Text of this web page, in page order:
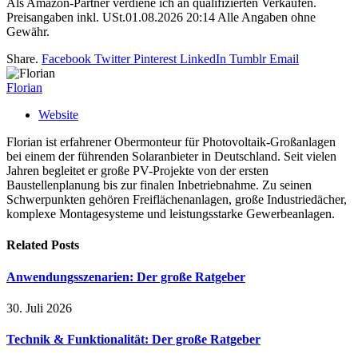
Als Amazon-Partner verdiene ich an qualifizierten Verkäufen.
Preisangaben inkl. USt.01.08.2026 20:14 Alle Angaben ohne
Gewähr.
Share. Facebook Twitter Pinterest LinkedIn Tumblr Email
Florian
Website
Florian ist erfahrener Obermonteur für Photovoltaik-Großanlagen
bei einem der führenden Solaranbieter in Deutschland. Seit vielen
Jahren begleitet er große PV-Projekte von der ersten
Baustellenplanung bis zur finalen Inbetriebnahme. Zu seinen
Schwerpunkten gehören Freiflächenanlagen, große Industriedächer,
komplexe Montagesysteme und leistungsstarke Gewerbeanlagen.
Related Posts
Anwendungsszenarien: Der große Ratgeber
30. Juli 2026
Technik & Funktionalität: Der große Ratgeber